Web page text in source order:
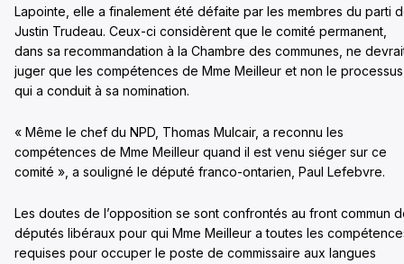
Lapointe, elle a finalement été défaite par les membres du parti
Justin Trudeau. Ceux-ci considèrent que le comité permanent,
dans sa recommandation à la Chambre des communes, ne
juger que les compétences de Mme Meilleur et non le processus
qui a conduit à sa nomination.
« Même le chef du NPD, Thomas Mulcair, a reconnu les
compétences de Mme Meilleur quand il est venu siéger sur ce
comité », a souligné le député franco-ontarien, Paul Lefebvre.
Les doutes de l’opposition se sont confrontés au front commun
députés libéraux pour qui Mme Meilleur a toutes les
requises pour occuper le poste de commissaire aux langues